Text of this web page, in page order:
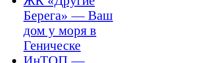
Берега» — Ваш
дом у моря в
Геническе